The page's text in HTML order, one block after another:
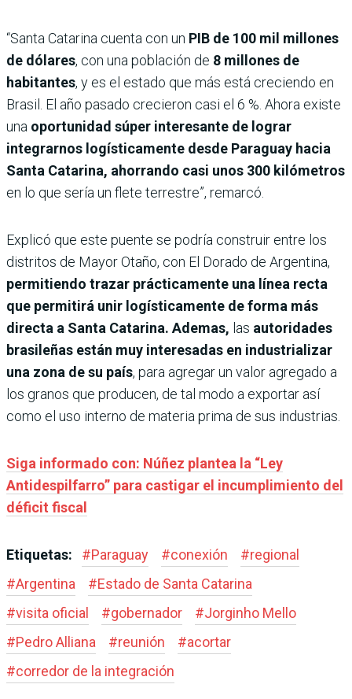
“Santa Catarina cuenta con un PIB de 100 mil millones
de dólares, con una población de 8 millones de
habitantes, y es el estado que más está creciendo en
Brasil. El año pasado crecieron casi el 6 %. Ahora existe
una oportunidad súper interesante de lograr
integrarnos logísticamente desde Paraguay hacia
Santa Catarina, ahorrando casi unos 300 kilómetros
en lo que sería un flete terrestre”, remarcó.
Explicó que este puente se podría construir entre los
distritos de Mayor Otaño, con El Dorado de Argentina,
permitiendo trazar prácticamente una línea recta
que permitirá unir logísticamente de forma más
directa a Santa Catarina. Ademas, las autoridades
brasileñas están muy interesadas en industrializar
una zona de su país, para agregar un valor agregado a
los granos que producen, de tal modo a exportar así
como el uso interno de materia prima de sus industrias.
Siga informado con: Núñez plantea la “Ley
Antidespilfarro” para castigar el incumplimiento del
déficit fiscal
Etiquetas: #Paraguay #conexión #regional
#Argentina #Estado de Santa Catarina
#visita oficial #gobernador #Jorginho Mello
#Pedro Alliana #reunión #acortar
#corredor de la integración